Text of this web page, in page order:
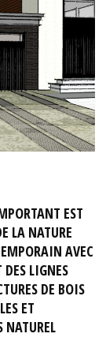
EST
LA NATURE
AVEC
LIGNES
DE BOIS
ET
NATUREL